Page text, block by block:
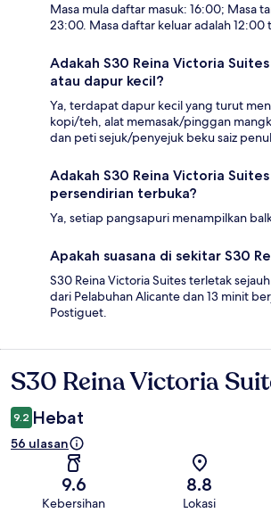
Masa mula daftar masuk: 16:00; Masa
23:00. Masa daftar keluar adalah 12:00
Adakah S30 Reina Victoria
atau dapur kecil?
Ya, terdapat dapur kecil yang turut
kopi/teh, alat memasak/pinggan
dan peti sejuk/penyejuk beku saiz
Adakah S30 Reina Victoria
persendirian terbuka?
Ya, setiap pangsapuri menampilkan
Apakah suasana di sekitar S30
S30 Reina Victoria Suites terletak
dari Pelabuhan Alicante dan 13 minit
Postiguet.
Ulasan
S30 Reina Victoria
9.2 Hebat
56 ulasan
9.6
Kebersihan
8.8
Lokasi